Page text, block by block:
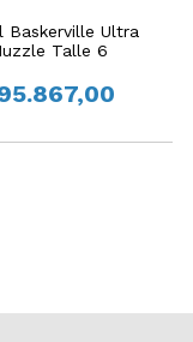
Baskerville Ultra
Talle 6